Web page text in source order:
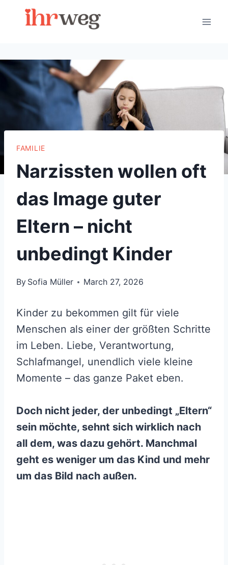
FAMILIE
Narzissten wollen oft
das Image guter
Eltern – nicht
unbedingt Kinder
By Sofia Müller March 27, 2026
Kinder zu bekommen gilt für viele
Menschen als einer der größten Schritte
im Leben. Liebe, Verantwortung,
Schlafmangel, unendlich viele kleine
Momente – das ganze Paket eben.
Doch nicht jeder, der unbedingt „Eltern“
sein möchte, sehnt sich wirklich nach
all dem, was dazu gehört. Manchmal
geht es weniger um das Kind und mehr
um das Bild nach außen.